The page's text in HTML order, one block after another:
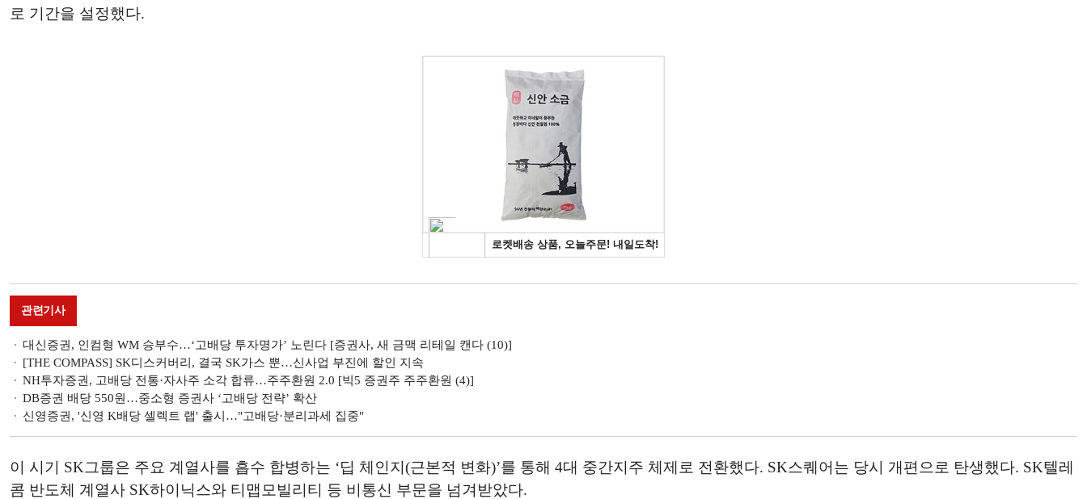
로 기간을 설정했다.
관련기사
대신증권, 인컴형 WM 승부수…‘고배당 투자명가’ 노린다 [증권사, 새 금맥 리테일 캔다 (10)]
[THE COMPASS] SK디스커버리, 결국 SK가스 뿐…신사업 부진에 할인 지속
NH투자증권, 고배당 전통·자사주 소각 합류…주주환원 2.0 [빅5 증권주 주주환원 (4)]
DB증권 배당 550원…중소형 증권사 ‘고배당 전략’ 확산
신영증권, '신영 K배당 셀렉트 랩' 출시…"고배당·분리과세 집중"
이 시기 SK그룹은 주요 계열사를 흡수 합병하는 ‘딥 체인지(근본적 변화)’를 통해 4대 중간지주 체제로 전환했다. SK스퀘어는 당시 개편으로 탄생했다. SK텔레
콤 반도체 계열사 SK하이닉스와 티맵모빌리티 등 비통신 부문을 넘겨받았다.